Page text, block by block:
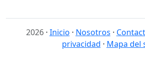
2026· Inicio · Nosotros ·
privacidad · Mapa del